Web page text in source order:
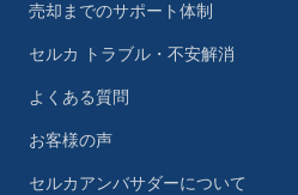
売却までのサポート体制
セルカ トラブル・不安解消
よくある質問
お客様の声
セルカアンバサダーについて